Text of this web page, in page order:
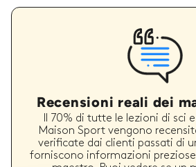
Recensioni reali dei
Il 70% di tutte le lezioni di sci
Maison Sport vengono
verificate dai clienti passati di
forniscono informazioni preziose